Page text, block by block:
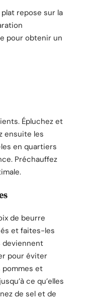
repose sur la
pour obtenir un
Épluchez et
ensuite les
en quartiers
Préchauffez
de beurre
et faites-les
deviennent
pour éviter
pommes et
ce qu’elles
de sel et de